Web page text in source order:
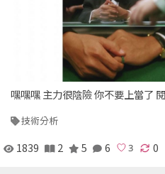
嘿嘿嘿 主力很陰險 你不要上當了
技術分析
1839 2 5 6 0